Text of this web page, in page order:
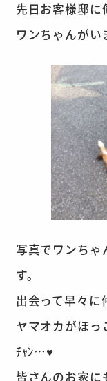
先日お客様邸に
ワンちゃんがい
写真でワンちゃ
す。
出会って早々に
ヤマオカがほ
ﾁｬﾝ…♥
皆さんのお家に